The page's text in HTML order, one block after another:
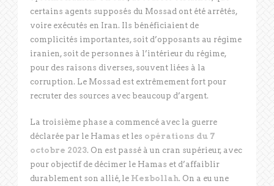
certains agents supposés du Mossad ont été arrêtés,
voire exécutés en Iran. Ils bénéficiaient de
complicités importantes, soit d’opposants au régime
iranien, soit de personnes à l’intérieur du régime,
pour des raisons diverses, souvent liées à la
corruption. Le Mossad est extrêmement fort pour
recruter des sources avec beaucoup d’argent.
La troisième phase a commencé avec la guerre
déclarée par le Hamas et les opérations du 7
octobre 2023. On est passé à un cran supérieur, avec
pour objectif de décimer le Hamas et d’affaiblir
durablement son allié, le Hezbollah. On a eu une